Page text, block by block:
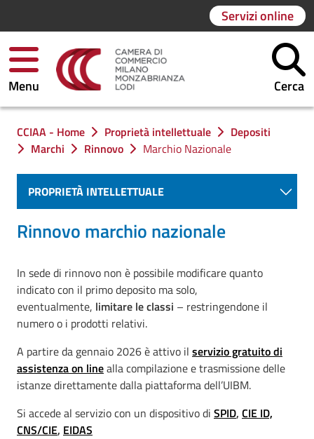
Servizi online
Menu Cerca
Ti trovi in:
CCIAA - Home Proprietà intellettuale
Depositi
Marchi
Rinnovo Marchio Nazionale
PROPRIETÀ INTELLETTUALE
Rinnovo marchio nazionale
In sede di rinnovo non è possibile modificare quanto
indicato con il primo deposito ma solo,
eventualmente, limitare le classi – restringendone il
numero o i prodotti relativi.
A partire da gennaio 2026 è attivo il servizio gratuito di
assistenza on linealla compilazione e trasmissione delle
istanze direttamente dalla piattaforma dell’UIBM.
Si accede al servizio con un dispositivo di SPID, CIE ID,
CNS/CIE, EIDAS